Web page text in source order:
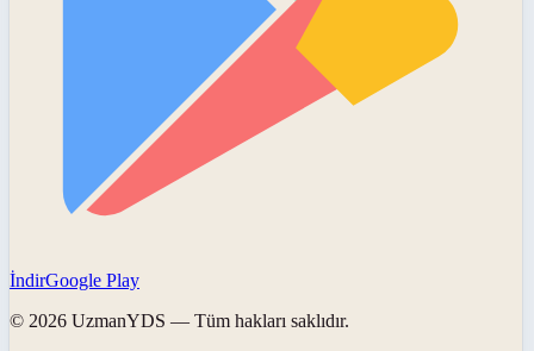
İndirGoogle Play
© 2026 UzmanYDS — Tüm hakları saklıdır.